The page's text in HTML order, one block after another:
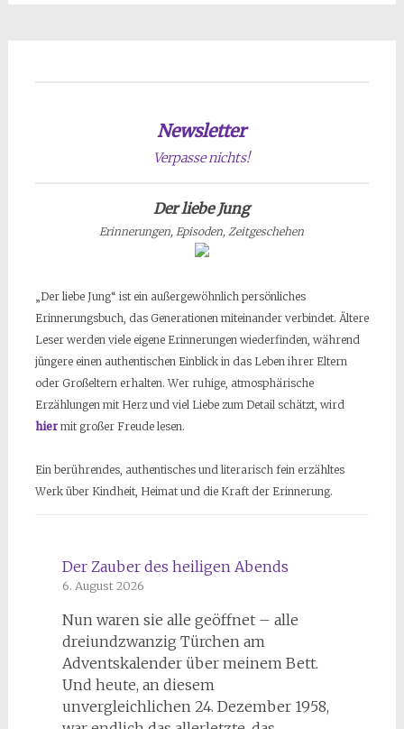
Newsletter
Verpasse nichts!
Der liebe Jung
Erinnerungen, Episoden, Zeitgeschehen
„Der liebe Jung“ ist ein außergewöhnlich persönliches
Erinnerungsbuch, das Generationen miteinander verbindet. Ältere
Leser werden viele eigene Erinnerungen wiederfinden, während
jüngere einen authentischen Einblick in das Leben ihrer Eltern
oder Großeltern erhalten. Wer ruhige, atmosphärische
Erzählungen mit Herz und viel Liebe zum Detail schätzt, wird
hiermit großer Freude lesen.
Ein berührendes, authentisches und literarisch fein erzähltes
Werk über Kindheit, Heimat und die Kraft der Erinnerung.
Der Zauber des heiligen Abends
6. August 2026
Nun waren sie alle geöffnet – alle
dreiundzwanzig Türchen am
Adventskalender über meinem Bett.
Und heute, an diesem
unvergleichlichen 24. Dezember 1958,